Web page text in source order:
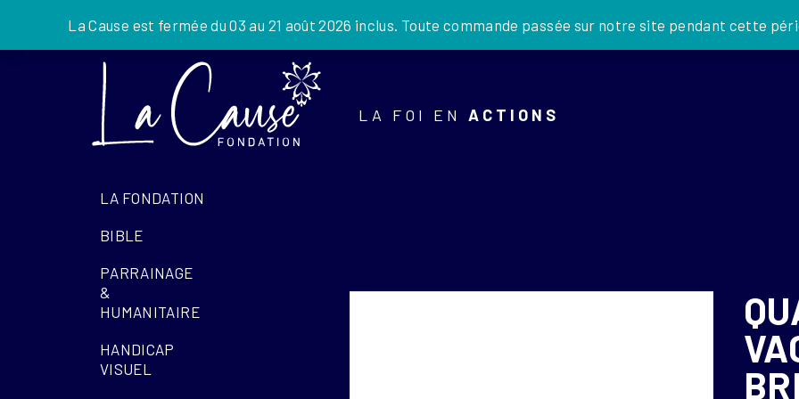
La Cause est fermée du 03 au 21 août 2026 inclus. Toute commande passée sur notre site pendant cette
JE DONNE
LA FOI EN ACTIONS
LA FONDATION
BIBLE
PARRAINAGE
&
HUMANITAIRE
HANDICAP
VISUEL